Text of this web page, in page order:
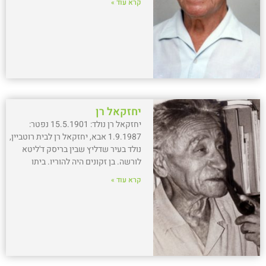
קרא עוד »
יחזקאל רן
יחזקאל רן נולד: 15.5.1901 נפטר:
1.9.1987 אבא, יחזקאל רן לבית רוטביין,
נולד בעיר שדליץ שבין בריסק ד'ליטא
לורשה. בן זקונים היה להוריו. ביתו
קרא עוד »